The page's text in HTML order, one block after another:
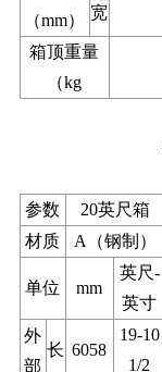
（mm）
宽
箱顶重量
（kg
参数 20英尺箱
材质
A（钢制）
单位 mm
英尺-
英寸
外
部
长 6058
19-10
1/2